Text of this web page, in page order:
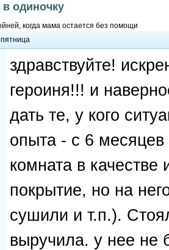
одиночку
когда мама остается без помощи
здравствуйте!
героиня!!! и
дать те, у кого
опыта - с 6
комната в
покрытие, но на
сушили и т.п.).
выручила. у нее не